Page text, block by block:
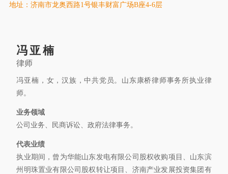
地址：济南市龙奥西路1号银丰财富广场B座4-6层
冯亚楠
律师
冯亚楠，女，汉族，中共党员。山东康桥律师事务所执业律
师。
业务领域
公司业务、民商诉讼、政府法律事务。
代表业绩
执业期间，曾为华能山东发电有限公司股权收购项目、山东滨
州明珠置业有限公司股权转让项目、济南产业发展投资集团有